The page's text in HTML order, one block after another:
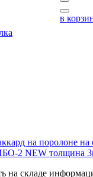
в
на поролоне на
2 NEW толщина
на складе